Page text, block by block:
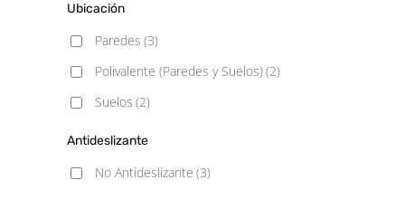
Ubicación
Paredes (3)
Polivalente (Paredes y Suelos)(2)
Suelos (2)
Antideslizante
No Antideslizante (3)